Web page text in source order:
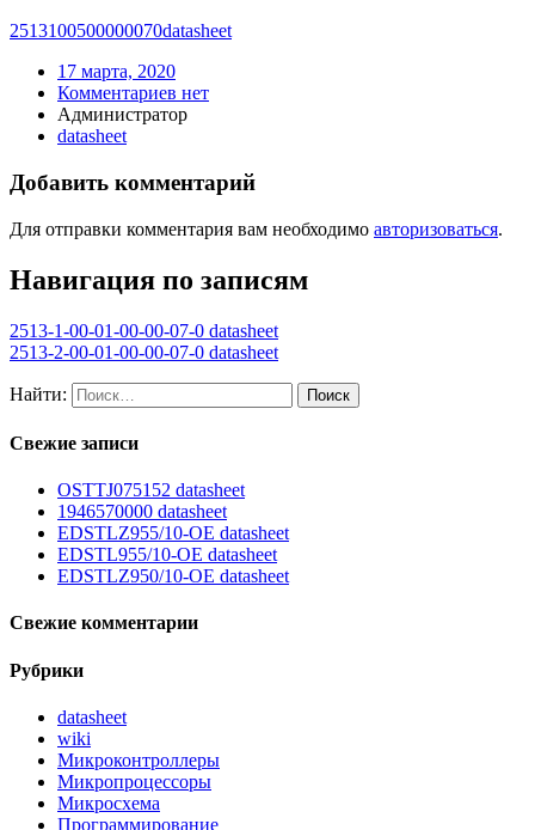
2513100500000070datasheet
17 марта, 2020
Комментариев нет
Администратор
datasheet
Добавить комментарий
Для отправки комментария вам необходимо авторизоваться.
Навигация по записям
2513-1-00-01-00-00-07-0 datasheet
2513-2-00-01-00-00-07-0 datasheet
Найти:
Свежие записи
OSTTJ075152 datasheet
1946570000 datasheet
EDSTLZ955/10-OE datasheet
EDSTL955/10-OE datasheet
EDSTLZ950/10-OE datasheet
Свежие комментарии
Рубрики
datasheet
wiki
Микроконтроллеры
Микропроцессоры
Микросхема
Программирование